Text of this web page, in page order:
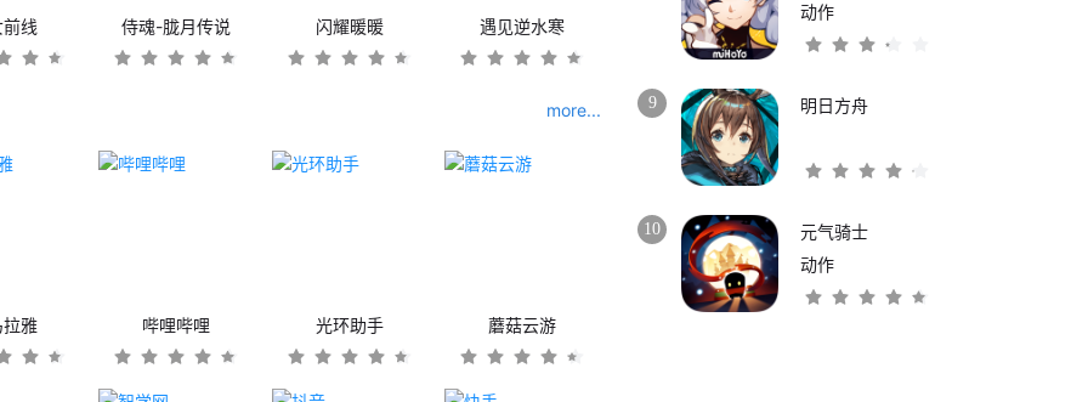
线 侍魂-胧月传说 闪耀暖暖 遇见逆水寒
more...
雅 哔哩哔哩 光环助手 蘑菇云游
动作
9 明日方舟
10
元气骑士
动作